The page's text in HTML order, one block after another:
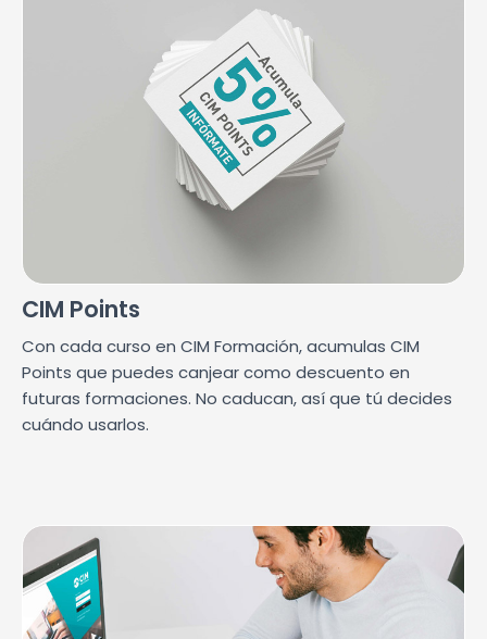
CIM Points
Con cada curso en CIM Formación, acumulas CIM
Points que puedes canjear como descuento en
futuras formaciones. No caducan, así que tú decides
cuándo usarlos.